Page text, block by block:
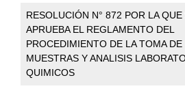
RESOLUCIÓN N° 872 POR LA QUE
APRUEBA EL REGLAMENTO DEL
PROCEDIMIENTO DE LA TOMA DE
MUESTRAS Y ANALISIS
QUIMICOS